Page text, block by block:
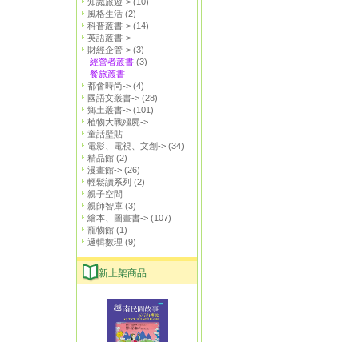
風格生活 (2)
科普叢書-> (14)
英語叢書->
財經企管-> (3)
經營者叢書 (3)
餐旅叢書
都會時尚-> (4)
國語文叢書-> (28)
鄉土叢書-> (101)
植物大戰殭屍->
童話壁貼
電影、電視、文創-> (34)
精品館 (2)
漫畫館-> (26)
輕鬆讀系列 (2)
親子空間
親師智庫 (3)
繪本、圖畫書-> (107)
寵物館 (1)
邏輯數理 (9)
新上架商品